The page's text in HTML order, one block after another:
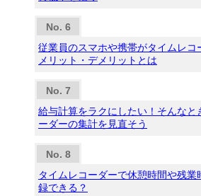
従業員のスマホや携帯がタイムレコ
メリット・デメリットとは
給与計算をラクにしたい！そんなと
ーダーの集計を見直そう
タイムレコーダーで休憩時間や残業
録できる？